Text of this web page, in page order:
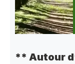
** Autour